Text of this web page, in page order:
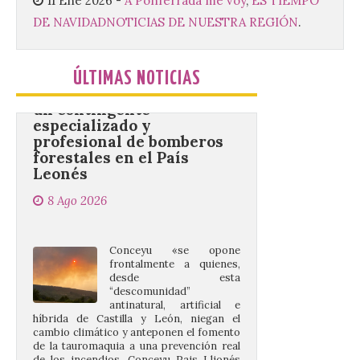
DE NAVIDADNOTICIAS DE NUESTRA REGIÓN.
ÚLTIMAS NOTICIAS
Conceyu vuelve a exigir
un contingente
especializado y
forestales en el País
Leonés
8 Ago 2026
“descomunidad”
antinatural, artificial e
híbrida de Castilla y León, niegan el
cambio climático y anteponen el fomento
de la tauromaquia a una prevención real
de los incendios. Conceyu Pais Llionés
vuelve a […]